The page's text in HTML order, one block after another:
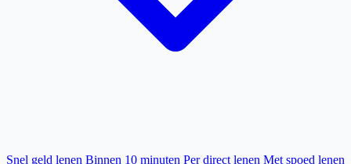
Snel geld lenen Binnen 10 minuten Per direct lenen Met spoed lenen